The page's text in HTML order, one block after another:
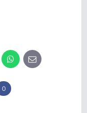
WhatsApp
E-
mail
0